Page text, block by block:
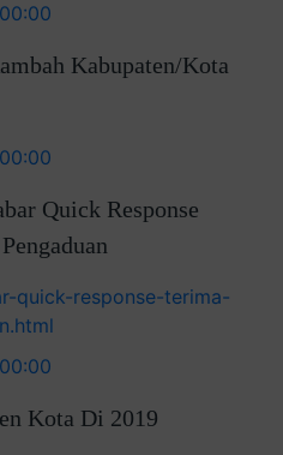
Kabupaten/Kota
Quick Response
quick-response-terima-
Kota Di 2019